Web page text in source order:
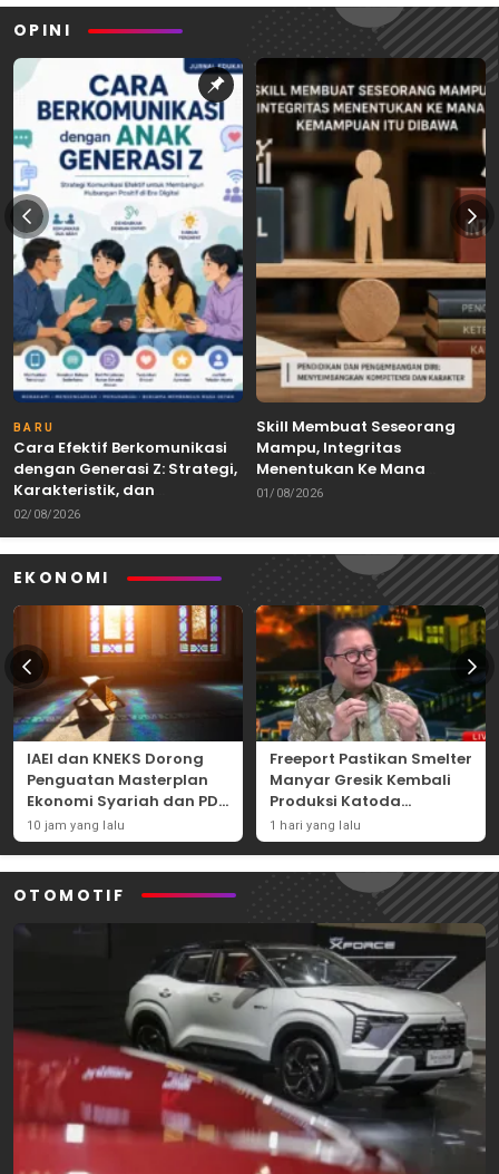
OPINI
BARU
Cara Efektif Berkomunikasi
dengan Generasi Z: Strategi,
Karakteristik, dan
Tantangannya
02/08/2026
Skill Membuat Seseorang
Mampu, Integritas
Menentukan Ke Mana
Kemampuan Itu Dibawa
01/08/2026
EKONOMI
IAEI dan KNEKS Dorong
Penguatan Masterplan
Ekonomi Syariah dan PDB
Syariah Indonesia
10 jam yang lalu
Freeport Pastikan Smelter
Manyar Gresik Kembali
Produksi Katoda
Tembaga Mulai
September 2026
1 hari yang lalu
OTOMOTIF